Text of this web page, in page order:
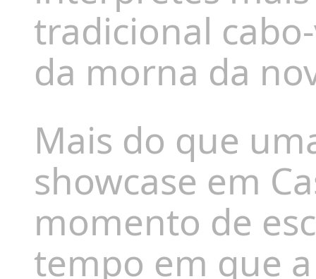
tradicional
da morna da
Mais do que
showcase em
momento de
tempo em que